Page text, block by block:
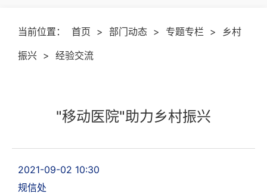
当前位置： 首页 > 部门动态 > 专题专栏 >
乡村
振兴 > 经验交流
"移动医院"助力乡村振兴
2021-09-02 10:30
规信处